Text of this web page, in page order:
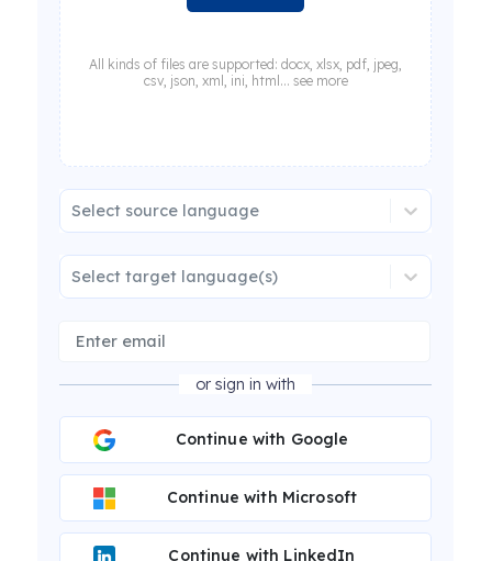
All kinds of files are supported: docx, xlsx, pdf, jpeg,
csv, json, xml, ini, html... see more
Select source language
Select target language(s)
or sign in with
Continue with Google
Continue with Microsoft
Continue with LinkedIn